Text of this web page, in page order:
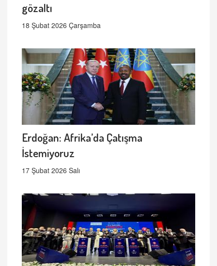
gözaltı
18 Şubat 2026 Çarşamba
Erdoğan: Afrika’da Çatışma
İstemiyoruz
17 Şubat 2026 Salı